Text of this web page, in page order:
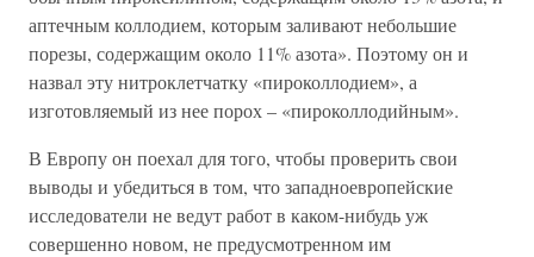
аптечным коллодием, которым заливают небольшие
порезы, содержащим около 11% азота». Поэтому он и
назвал эту нитроклетчатку «пироколлодием», а
изготовляемый из нее порох – «пироколлодийным».
В Европу он поехал для того, чтобы проверить свои
выводы и убедиться в том, что западноевропейские
исследователи не ведут работ в каком-нибудь уж
совершенно новом, не предусмотренном им